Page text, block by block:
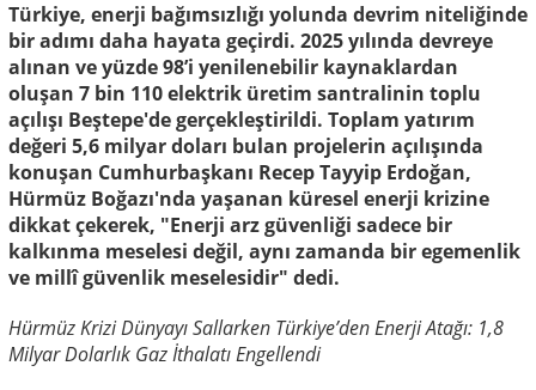
Türkiye, enerji bağımsızlığı yolunda devrim niteliğinde
bir adımı daha hayata geçirdi. 2025 yılında devreye
alınan ve yüzde 98’i yenilenebilir kaynaklardan
oluşan 7 bin 110 elektrik üretim santralinin toplu
açılışı Beştepe'de gerçekleştirildi. Toplam yatırım
değeri 5,6 milyar doları bulan projelerin açılışında
konuşan Cumhurbaşkanı Recep Tayyip Erdoğan,
Hürmüz Boğazı'nda yaşanan küresel enerji krizine
dikkat çekerek, "Enerji arz güvenliği sadece bir
kalkınma meselesi değil, aynı zamanda bir egemenlik
ve millî güvenlik meselesidir" dedi.
Hürmüz Krizi Dünyayı Sallarken Türkiye’den Enerji Atağı: 1,8
Milyar Dolarlık Gaz İthalatı Engellendi